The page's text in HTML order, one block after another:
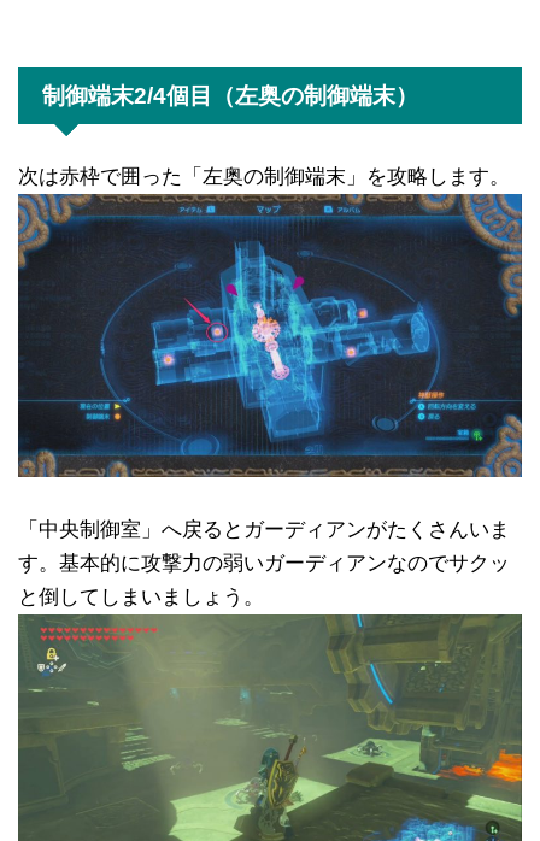
制御端末2/4個目（左奥の制御端末）
次は赤枠で囲った「左奥の制御端末」を攻略します。
「中央制御室」へ戻るとガーディアンがたくさんいま
す。基本的に攻撃力の弱いガーディアンなのでサクッ
と倒してしまいましょう。